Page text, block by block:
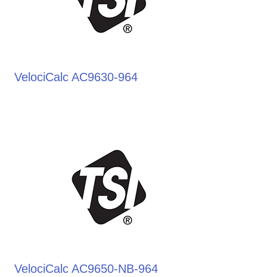
VelociCalc AC9630-964
VelociCalc AC9650-NB-964